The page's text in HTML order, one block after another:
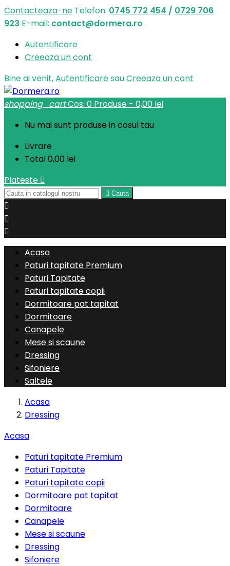
Contacteaza-ne Telefon: 0745 772 454 / 0729 706
923 E-mail: contact@dormera.ro
Autentificare
Creeaza un cont
Bine ai venit,AutentificaresauCreeaza un cont
shopping_cartCos: 0 Produse - 0,00 lei
Nu mai sunt produse in cosul tau
Livrare
Total0,00 lei
Plateste 
 Cauta



Acasa
Paturi tapitate Premium
Paturi Tapitate
Paturi tapitate copii
Dormitoare pat tapitat
Dormitoare
Canapele
Mese si scaune
Dressing
Sifoniere
Saltele
Acasa
Dressing
Acasa
Paturi tapitate Premium
Paturi Tapitate
Paturi tapitate copii
Dormitoare pat tapitat
Dormitoare
Canapele
Mese si scaune
Dressing
Sifoniere